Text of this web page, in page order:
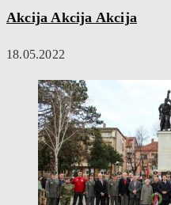
Akcija Akcija Akcija
18.05.2022